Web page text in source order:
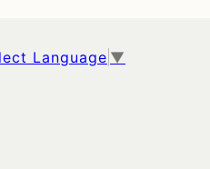
Language ▼